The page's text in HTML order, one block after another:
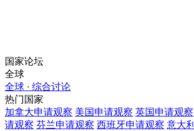
国家论坛
全球
全球 · 综合讨论
热门国家
加拿大申请观察 美国申请观察 英国申请观察
请观察 芬兰申请观察 西班牙申请观察 意大利